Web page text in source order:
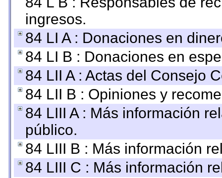
ingresos.
84 LI A : Donaciones en
84 LI B : Donaciones en
84 LII A : Actas del Consejo
84 LII B : Opiniones y
84 LIII A : Más información
público.
84 LIII B : Más información
84 LIII C : Más información